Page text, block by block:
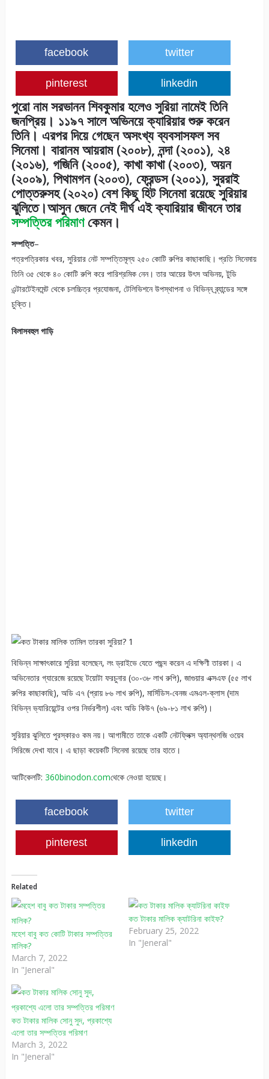
facebook twitter
pinterest linkedin
পুরো নাম সরভানন শিবকুমার হলেও সুরিয়া নামেই তিনি
জনপ্রিয়। ১১৯৭ সালে অভিনয়ে ক্যারিয়ার শুরু করেন
তিনি। এরপর দিয়ে গেছেন অসংখ্য ব্যবসাসফল সব
সিনেমা। বারানম আয়রাম (২০০৮), নন্দা (২০০১), ২৪
(২০১৬), গজিনি (২০০৫), কাখা কাখা (২০০৩), অয়ন
(২০০৯), পিথামগন (২০০৩), ফ্রেন্ডস (২০০১), সুররাই
পোত্তরুসহ (২০২০) বেশ কিছু হিট সিনেমা রয়েছে সুরিয়ার
ঝুলিতে।আসুন জেনে নেই দীর্ঘ এই ক্যারিয়ার জীবনে তার
সম্পত্তির পরিমাণকেমন।
সম্পত্তি–
পত্রপত্রিকার খবর, সুরিয়ার নেট সম্পত্তিমূল্য ২৫০ কোটি রুপির কাছাকাছি। প্রতি সিনেমায়
তিনি ৩৫ থেকে ৪০ কোটি রুপি করে পারিশ্রমিক নেন। তার আয়ের উৎস অভিনয়, টুডি
এন্টারটেইনমেন্ট থেকে চলচ্চিত্র প্রযোজনা, টেলিভিশনে উপস্থাপনা ও বিভিন্ন ব্র্যান্ডের সঙ্গে
চুক্তি।
বিলাসবহুল গাড়ি
বিভিন্ন সাক্ষাৎকারে সুরিয়া বলেছেন, লং ড্রাইভে যেতে পছন্দ করেন এ দক্ষিণী তারকা। এ
অভিনেতার গ্যারেজে রয়েছে টয়োটা ফরচুনার (৩০-৩৮ লাখ রুপি), জাগুয়ার এক্সএফ (৫৫ লাখ
রুপির কাছাকাছি), অডি এ৭ (প্রায় ৮৬ লাখ রুপি), মার্সিডিস-বেনজ এমএল-ক্লাস (দাম
বিভিন্ন ভ্যারিয়েন্টের ওপর নির্ভরশীল) এবং অডি কিউ৭ (৬৯-৮১ লাখ রুপি)।
সুরিয়ার ঝুলিতে পুরস্কারও কম নয়। আগামীতে তাকে একটি নেটফ্লিক্স অ্যান্থলজি ওয়েব
সিরিজে দেখা যাবে। এ ছাড়া কয়েকটি সিনেমা রয়েছে তার হাতে।
আটিকেলটি: 360binodon.comথেকে নেওয়া হয়েছে।
facebook twitter
pinterest linkedin
Related
মহেশ বাবু কত কোটি টাকার সম্পত্তির
মালিক?
March 7, 2022
In "Jeneral"
কত টাকার মালিক ক্যাটরিনা কাইফ?
February 25, 2022
In "Jeneral"
কত টাকার মালিক সোনু সুদ, প্রকাশ্যে
এলো তার সম্পত্তির পরিমাণ
March 3, 2022
In "Jeneral"